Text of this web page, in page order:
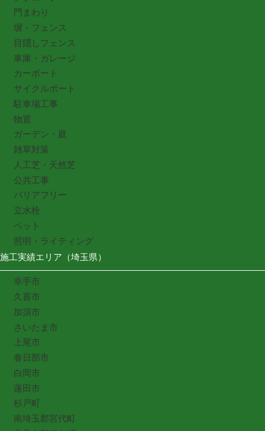
門まわり
塀・フェンス
目隠しフェンス
車庫・ガレージ
カーポート
サイクルポート
駐車場工事
物置
ガーデン・庭
雑草対策
人工芝・天然芝
公共工事
バリアフリー
立水栓
ペット
照明・ライティング
施工実績エリア（埼玉県）
幸手市
久喜市
加須市
さいたま市
上尾市
春日部市
白岡市
蓮田市
杉戸町
南埼玉郡宮代町